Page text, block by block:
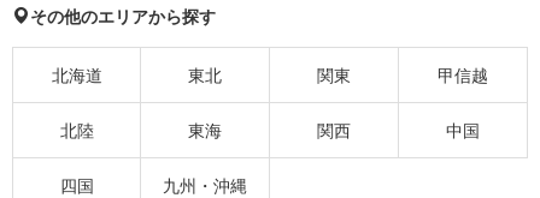
その他のエリアから探す
北海道 東北 関東 甲信越
北陸 東海 関西 中国
四国 九州・沖縄